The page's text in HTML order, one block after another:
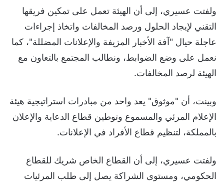
ولفتت عسيري، إلى أن الهيئة تعمل على تمكين فريقها
التقني لإيجاد الحلول ورصد المخالفات واتخاذ إجراءات
عاجلة حيال "آفة الأخبار المزيفة والإعلانات المضللة"، كما
نعمل على وضع الضوابط، ونطالب المجتمع بالتعاون مع
الهيئة لرصد المخالفات.
وبينت، أن "موثوق" يعد واحد من مبادرات استراتيجية هيئة
الإعلام المرئي والمسموع وتوطين قطاع الدعاية والإعلان
بالمملكة، لتنظيم قطاع الأفراد في الإعلانات.
ولفتت عسيري، إلى أن القطاع الخاص شريك للقطاع
الحكومي، ومستوى الشراكة يصل إلى طلب المرئيات